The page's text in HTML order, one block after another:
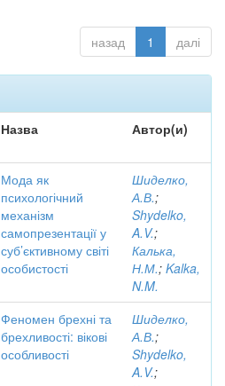
назад 1 далі
Назва Автор(и)
Мода як
психологічний
механізм
самопрезентації у
суб’єктивному світі
особистості
Шиделко,
А.В.;
Shydelko,
A.V.;
Калька,
Н.М.; Kalka,
N.M.
Феномен брехні та
брехливості: вікові
особливості
Шиделко,
А.В.;
Shydelko,
A.V.;